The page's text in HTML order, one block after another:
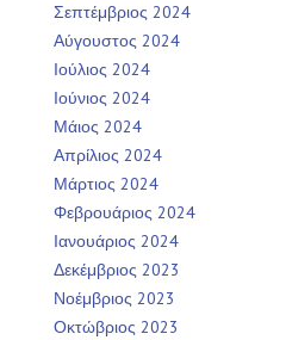
Σεπτέμβριος 2024
Αύγουστος 2024
Ιούλιος 2024
Ιούνιος 2024
Μάιος 2024
Απρίλιος 2024
Μάρτιος 2024
Φεβρουάριος 2024
Ιανουάριος 2024
Δεκέμβριος 2023
Νοέμβριος 2023
Οκτώβριος 2023